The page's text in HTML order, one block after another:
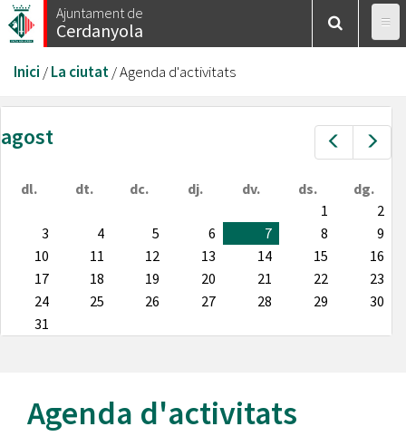
Vés
al
Ajuntament de
Cerdanyola
Esteu
aquí
Inici /La ciutat/Agenda d'activitats
Prev
agost
dl. dt. dc. dj. dv. ds.
dg.
1
2
3
4 5 6 7 8
9
10
11 12 13 14 15
16
17
18 19 20 21 22
23
24
25 26 27 28 29
30
31
Agenda d'activitats